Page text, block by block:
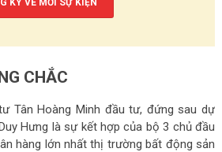
KÝ VÉ MỜI SỰ KIỆN
CHẮC
Tân Hoàng Minh đầu tư, đứng sau dự
Hưng là sự kết hợp của bộ 3 chủ đầu
hàng lớn nhất thị trường bất động sản